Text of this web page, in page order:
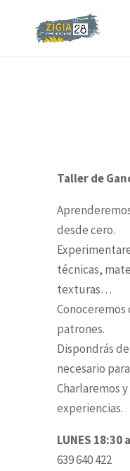
Taller de
desde cero.
técnicas,
texturas…
patrones.
Dispondrás
necesario
Charlaremos
experiencias.
LUNES 18:30
639 640 422